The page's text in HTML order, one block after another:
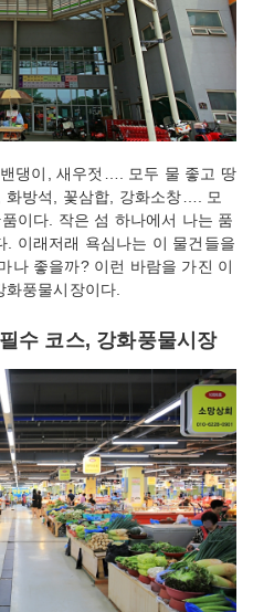
댕이, 새우젓…. 모두 물 좋고 땅
화방석, 꽃삼합, 강화소창…. 모
이다. 작은 섬 하나에서 나는 품
. 이래저래 욕심나는 이 물건들을
나 좋을까? 이런 바람을 가진 이
풍물시장이다.
수 코스, 강화풍물시장